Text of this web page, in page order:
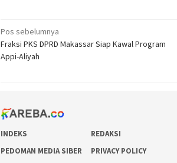
Navigasi
pos
Pos sebelumnya
Fraksi PKS DPRD Makassar Siap Kawal Program
Appi-Aliyah
INDEKS REDAKSI
PEDOMAN MEDIA SIBER
PRIVACY POLICY